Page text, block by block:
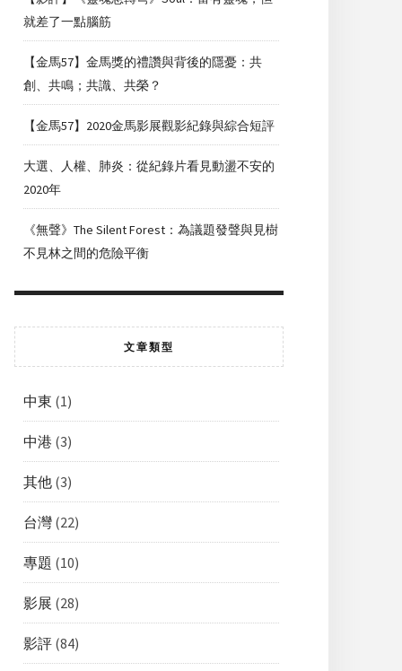
就差了一點腦筋
【金馬57】金馬獎的禮讚與背後的隱憂：共
創、共鳴；共識、共榮？
【金馬57】2020金馬影展觀影紀錄與綜合短評
大選、人權、肺炎：從紀錄片看見動盪不安的
2020年
《無聲》The Silent Forest：為議題發聲與見樹
不見林之間的危險平衡
文章類型
中東 (1)
中港 (3)
其他 (3)
台灣 (22)
專題 (10)
影展 (28)
影評 (84)